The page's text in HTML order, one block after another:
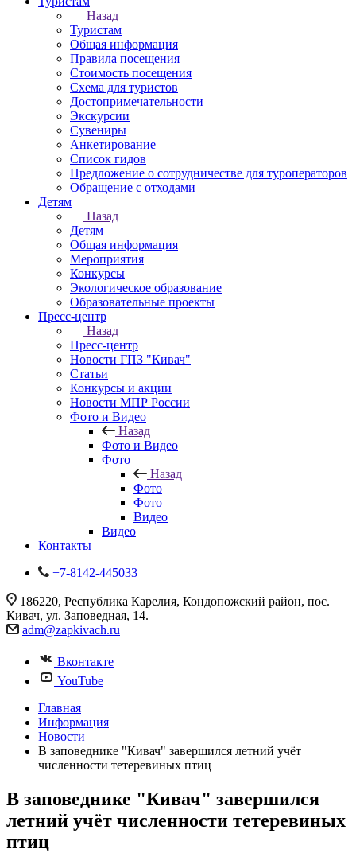
Назад
Туристам
Общая информация
Правила посещения
Стоимость посещения
Схема для туристов
Достопримечательности
Экскурсии
Сувениры
Анкетирование
Список гидов
Предложение о сотрудничестве для туроператоров
Обращение с отходами
Детям
Назад
Детям
Общая информация
Мероприятия
Конкурсы
Экологическое образование
Образовательные проекты
Пресс-центр
Назад
Пресс-центр
Новости ГПЗ "Кивач"
Статьи
Конкурсы и акции
Новости МПР России
Фото и Видео
Назад
Фото и Видео
Фото
Назад
Фото
Фото
Видео
Видео
Контакты
+7-8142-445033
186220, Республика Карелия, Кондопожский район, пос.
Кивач, ул. Заповедная, 14.
adm@zapkivach.ru
Вконтакте
YouTube
Главная
Информация
Новости
В заповеднике "Кивач" завершился летний учёт
численности тетеревиных птиц
В заповеднике "Кивач" завершился
летний учёт численности тетеревиных
птиц